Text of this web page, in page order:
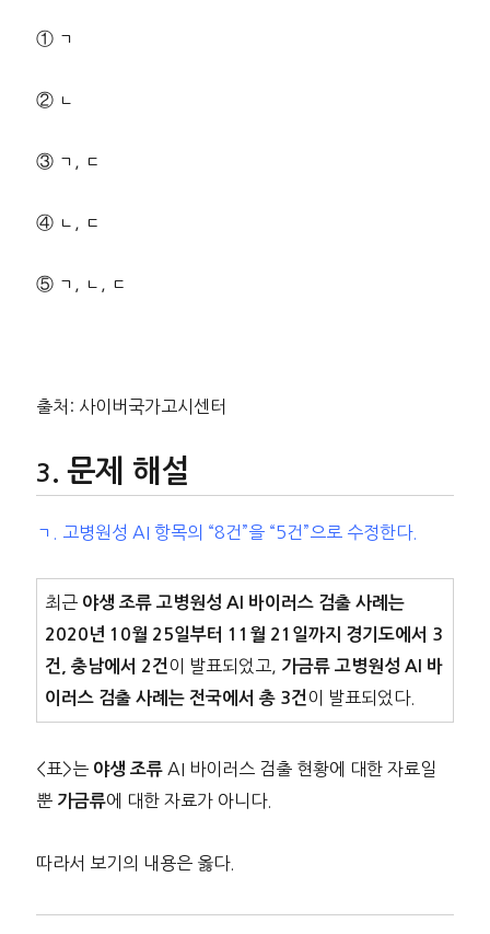
① ㄱ
② ㄴ
③ ㄱ, ㄷ
④ ㄴ, ㄷ
⑤ ㄱ, ㄴ, ㄷ
출처: 사이버국가고시센터
문제 해설
ㄱ. 고병원성 AI 항목의 “8건”을 “5건”으로 수정한다.
최근 야생 조류 고병원성 AI 바이러스 검출 사례는
2020년 10월 25일부터 11월 21일까지 경기도에서 3
건, 충남에서 2건 이 발표되었고,
가금류 고병원성 AI 바
이러스 검출 사례는 전국에서 총 3건 이 발표되었다.
<표>는 야생 조류AI 바이러스 검출 현황에 대한 자료일
뿐 가금류에 대한 자료가 아니다.
따라서 보기의 내용은 옳다.